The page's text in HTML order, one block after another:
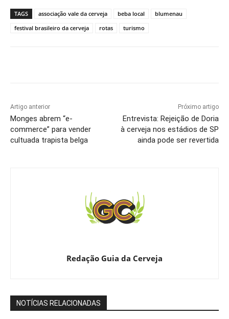
TAGS associação vale da cerveja beba local
blumenau
festival brasileiro da cerveja
rotas turismo
Artigo anterior
Monges abrem “e-
commerce” para vender
cultuada trapista belga
Próximo artigo
Entrevista: Rejeição de Doria
à cerveja nos estádios de SP
ainda pode ser revertida
Redação Guia da Cerveja
NOTÍCIAS RELACIONADAS